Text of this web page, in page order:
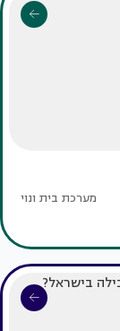
מערכת בית ונוי